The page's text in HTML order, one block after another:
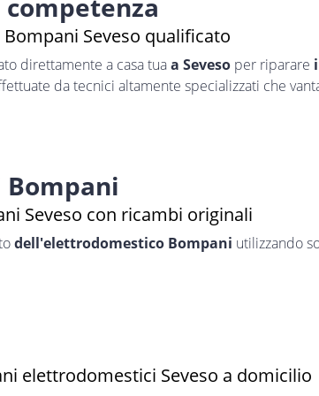
Seveso qualificato
direttamente a casa tuaa Seveso per riparare
da tecnici altamente specializzati che
Seveso con ricambi originali
dell'elettrodomestico Bompani utilizzando
elettrodomestici Seveso a domicilio